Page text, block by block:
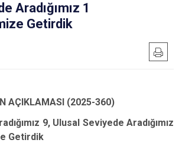
Aradığımız 1
Getirdik
AÇIKLAMASI (2025-360)
9, Ulusal Seviyede Aradığımız
Getirdik